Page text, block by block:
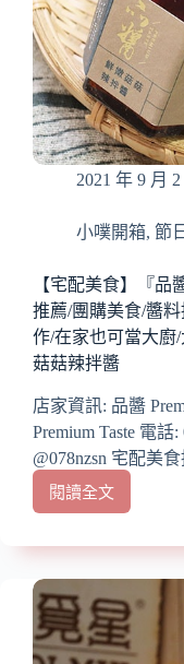
山
站/
中
秋
節
月
餅/
台
伴
禮/
饒
河
街
夜
市
美
食/
御
華
興
樓/
超
過
75
年
2021 年 9 月 2
小噗開箱, 節
【宅配美食】『品
推薦/團購美食/醬
作/在家也可當大廚
菇菇辣拌醬
店家資訊: 品醬
Premium Taste 電話
@078nzsn 宅配美
閱讀全文
【宅
美
『品
醬
Premium